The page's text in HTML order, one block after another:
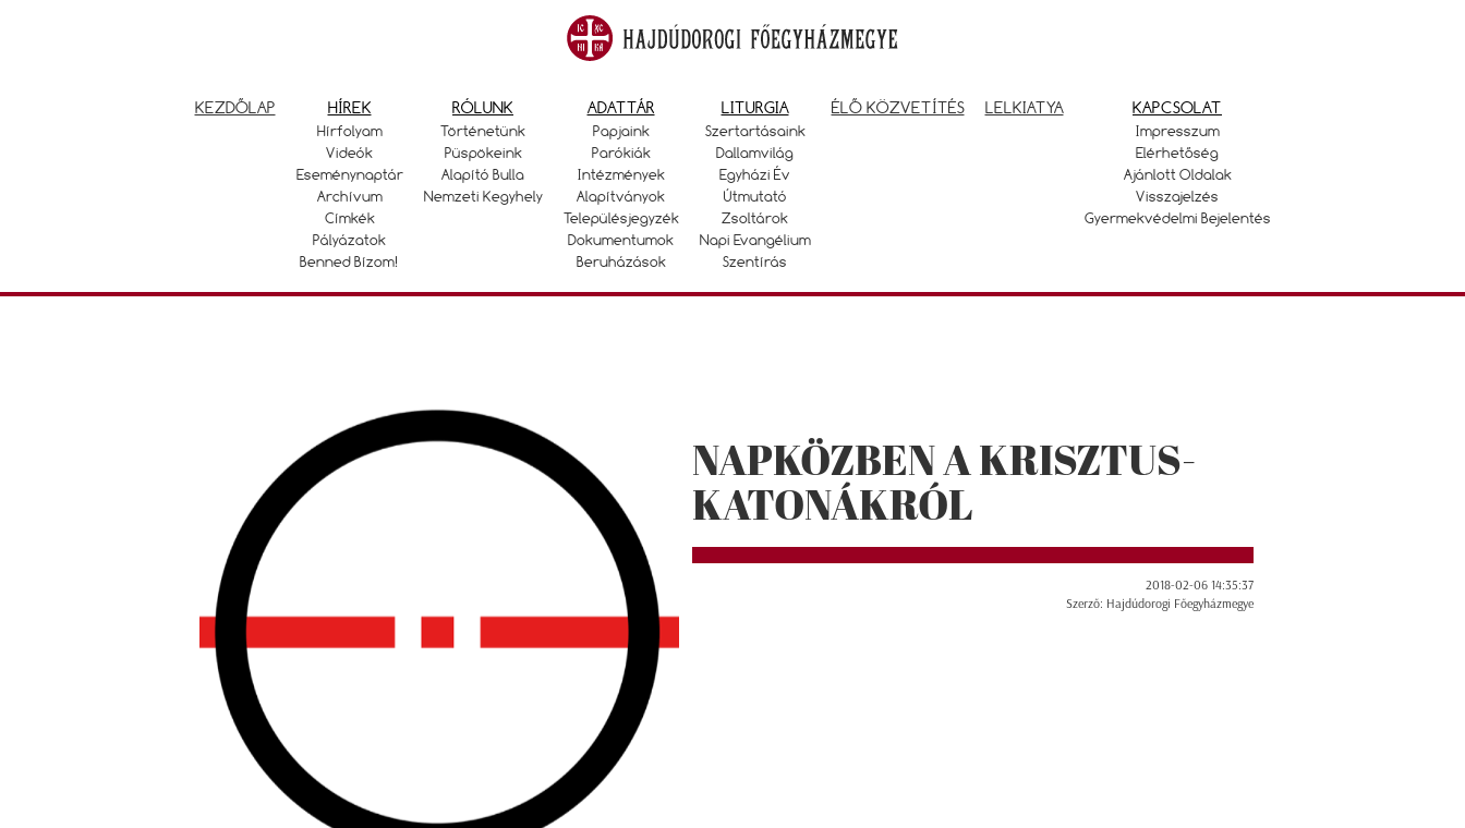
KEZDŐLAP HÍREK
Hírfolyam
Videók
Eseménynaptár
Archívum
Címkék
Pályázatok
Benned Bízom!
RÓLUNK
Történetünk
Püspökeink
Alapító Bulla
Nemzeti Kegyhely
ADATTÁR
Papjaink
Parókiák
Intézmények
Alapítványok
Településjegyzék
Dokumentumok
Beruházások
LITURGIA
Szertartásaink
Dallamvilág
Egyházi Év
Útmutató
Zsoltárok
Napi Evangélium
Szentírás
ÉLŐ KÖZVETÍTÉS LELKIATYA KAPCSOLAT
Impresszum
Elérhetőség
Ajánlott Oldalak
Visszajelzés
Gyermekvédelmi Bejelentés
NAPKÖZBEN A KRISZTUS-
KATONÁKRÓL
2018-02-06 14:35:37
Szerző: Hajdúdorogi Főegyházmegye